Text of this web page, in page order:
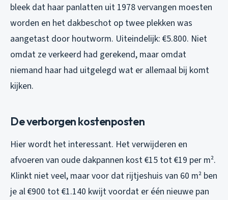
bleek dat haar panlatten uit 1978 vervangen moesten
worden en het dakbeschot op twee plekken was
aangetast door houtworm. Uiteindelijk: €5.800. Niet
omdat ze verkeerd had gerekend, maar omdat
niemand haar had uitgelegd wat er allemaal bij komt
kijken.
De verborgen kostenposten
Hier wordt het interessant. Het verwijderen en
afvoeren van oude dakpannen kost €15 tot €19 per m².
Klinkt niet veel, maar voor dat rijtjeshuis van 60 m² ben
je al €900 tot €1.140 kwijt voordat er één nieuwe pan